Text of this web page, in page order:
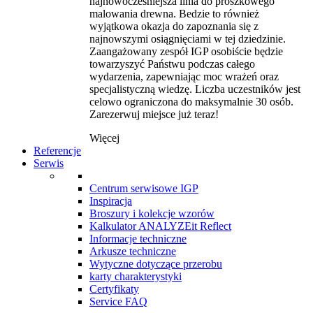
malowania drewna. Bedzie to również
wyjątkowa okazja do zapoznania się z
najnowszymi osiągnięciami w tej dziedzinie.
Zaangażowany zespół IGP osobiście będzie
towarzyszyć Państwu podczas całego
wydarzenia, zapewniając moc wrażeń oraz
specjalistyczną wiedzę. Liczba uczestników jest
celowo ograniczona do maksymalnie 30 osób.
Zarezerwuj miejsce już teraz!
Więcej
Referencje
Serwis
Centrum serwisowe IGP
Inspiracja
Broszury i kolekcje wzorów
Kalkulator ANALYZEit Reflect
Informacje techniczne
Arkusze techniczne
Wytyczne dotyczące przerobu
karty charakterystyki
Certyfikaty
Service FAQ